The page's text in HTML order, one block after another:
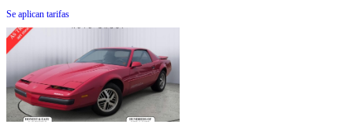
Se aplican tarifas